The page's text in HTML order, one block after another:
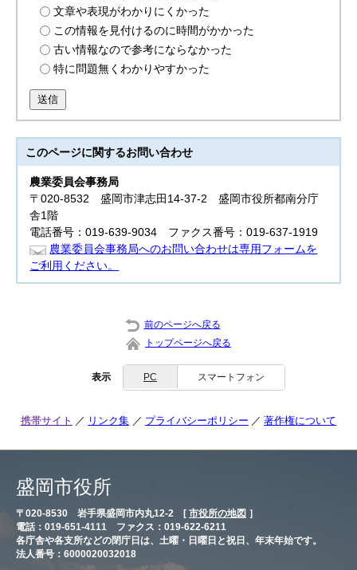
文章や表現がわかりにくかった
この情報を見付けるのに時間がかかった
古い情報なので参考にならなかった
特に問題無くわかりやすかった
送信
このページに関するお問い合わせ
農業委員会事務局
〒020-8532 盛岡市津志田14-37-2 盛岡市役所都南分庁
舎1階
電話番号：019-639-9034 ファクス番号：019-637-1919
農業委員会事務局へのお問い合わせは専用フォームを
ご利用ください。
前のページへ戻る
トップページへ戻る
表示 PC スマートフォン
携帯サイト リンク集 プライバシーポリシー 著作権について
盛岡市役所
〒020-8530 岩手県盛岡市内丸12-2 [ 市役所の地図 ］
電話：019-651-4111 ファクス：019-622-6211
各庁舎や各支所などの閉庁日は、土曜・日曜日と祝日、年末年始です。
法人番号：6000020032018